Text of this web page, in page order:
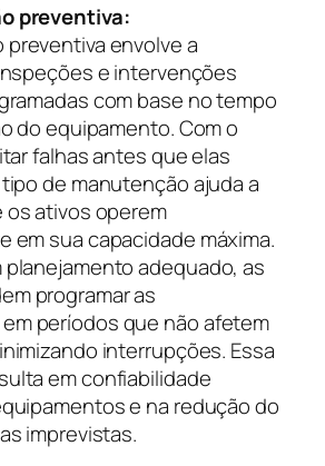
preventiva:
envolve a
e intervenções
com base no tempo
do equipamento. Com o
falhas antes que elas
de manutenção ajuda a
ativos operem
em sua capacidade máxima.
adequado, as
programar as
períodos que não afetem
interrupções. Essa
em confiabilidade
e na redução do
imprevistas.